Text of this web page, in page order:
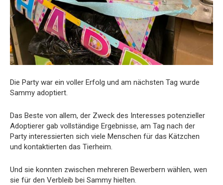
Die Party war ein voller Erfolg und am nächsten Tag wurde
Sammy adoptiert.
Das Beste von allem, der Zweck des Interesses potenzieller
Adoptierer gab vollständige Ergebnisse, am Tag nach der
Party interessierten sich viele Menschen für das Kätzchen
und kontaktierten das Tierheim.
Und sie konnten zwischen mehreren Bewerbern wählen, wen
sie für den Verbleib bei Sammy hielten.